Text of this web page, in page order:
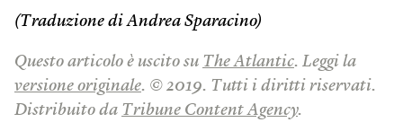
(Traduzione di Andrea Sparacino)
Questo articolo è uscito su The Atlantic. Leggi la
versione originale. © 2019. Tutti i diritti riservati.
Distribuito da Tribune Content Agency.